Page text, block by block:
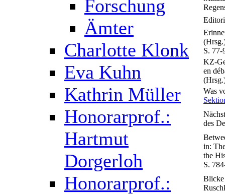
Forschung
Ämter
Charlotte Klonk
Eva Kuhn
Kathrin Müller
Honorarprof.:
Hartmut
Dorgerloh
Honorarprof.:
S. 77-
KZ-
en
Was
des
in:
the
S.
Blicke